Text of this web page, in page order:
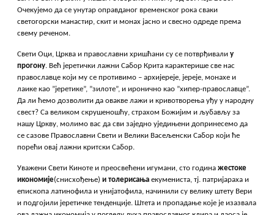
Очекујемо да се унутар оправданог временског рока сваки
светогорски манастир, скит и монах јасно и свесно одреде према
свему реченом.
Свети Оци, Црква и православни хришћани су се потврђивалиу
прогону. Већ јеретички лажни Сабор Крита карактерише све нас
православце који му се противимо – архијереје, јереје, монахе и
лаике као ”јеретике”, ”зилоте”, и иронично као ”хипер-православце”.
Да ли ћемо дозволити да овакве лажи и кривотворења уђу у народну
свест? Са великом скрушеношћу, страхом Божијим и љубављу за
нашу Цркву, молимо вас да сви заједно уједињени допринесемо да
се сазове Православни Свети и Велики Васељенски Сабор који ће
порећи овај лажни критски Сабор.
Уважени Свети Киноте и преосвећени игумани, сто годинажестоке
икономије(снисхођење) и толерисања екумениста, тј. патријараха и
епископа латинофила и унијатофила, начинили су велику штету Вери
и подгојили јеретичке тенденције. Штета и пропадање које је изазвала